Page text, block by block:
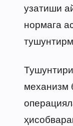
узатиши
нормага
механизм